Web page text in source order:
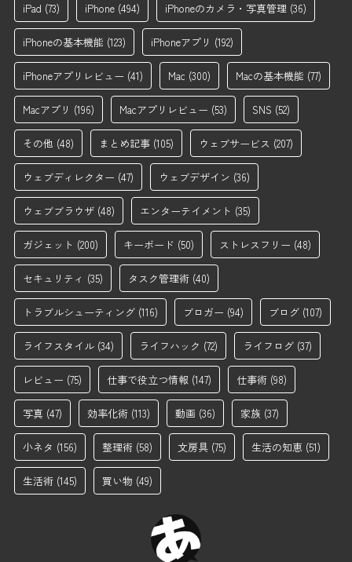
iPad (73) iPhone (494) iPhoneのカメラ・写真管理 (36)
iPhoneの基本機能 (123) iPhoneアプリ (192)
iPhoneアプリレビュー (41) Mac (300) Macの基本機能 (77)
Macアプリ (196) Macアプリレビュー (53) SNS (52)
その他 (48) まとめ記事 (105) ウェブサービス (207)
ウェブディレクター (47) ウェブデザイン (36)
ウェブブラウザ (48) エンターテイメント (35)
ガジェット (200) キーボード (50) ストレスフリー (48)
セキュリティ (35) タスク管理術 (40)
トラブルシューティング (116) ブロガー (94) ブログ (107)
ライフスタイル (34) ライフハック (72) ライフログ (37)
レビュー (75) 仕事で役立つ情報 (147) 仕事術 (98)
写真 (47) 効率化術 (113) 動画 (36) 家族 (37)
小ネタ (156) 整理術 (58) 文房具 (75) 生活の知恵 (51)
生活術 (145) 買い物 (49)